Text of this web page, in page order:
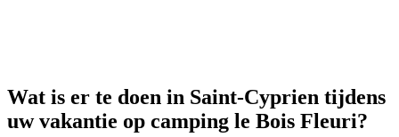
Wat is er te doen in Saint-Cyprien tijdens
uw vakantie op camping le Bois Fleuri?